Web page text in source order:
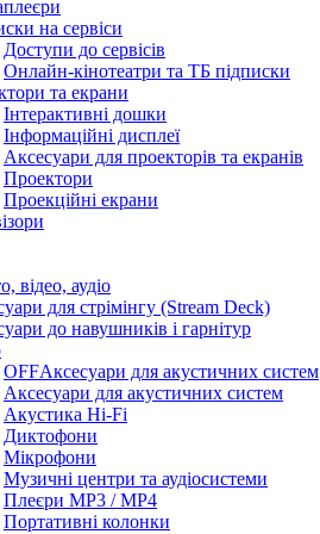
на сервіси
Доступи до сервісів
Онлайн-кінотеатри та ТБ підписки
та екрани
Інтерактивні дошки
Інформаційні дисплеї
Аксесуари для проекторів та екранів
Проектори
Проекційні екрани
відео, аудіо
для стрімінгу (Stream Deck)
до навушників і гарнітур
OFFАксесуари для акустичних систем
Аксесуари для акустичних систем
Акустика Hi-Fi
Диктофони
Мікрофони
Музичні центри та аудіосистеми
Плеєри MP3 / MP4
Портативні колонки